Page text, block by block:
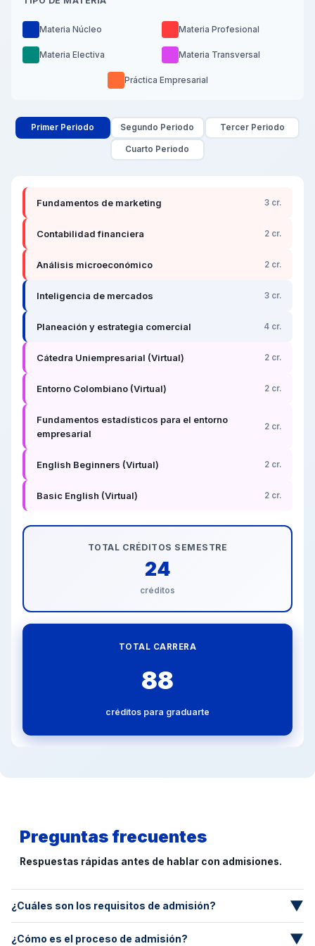
Materia Núcleo Materia Profesional
Materia Electiva Materia Transversal
Práctica Empresarial
Primer Periodo Segundo Periodo Tercer Periodo
Cuarto Periodo
Fundamentos de marketing 3 cr.
Contabilidad financiera 2 cr.
Análisis microeconómico 2 cr.
Inteligencia de mercados 3 cr.
Planeación y estrategia comercial 4 cr.
Cátedra Uniempresarial (Virtual) 2 cr.
Entorno Colombiano (Virtual) 2 cr.
Fundamentos estadísticos para el entorno
empresarial
2 cr.
English Beginners (Virtual) 2 cr.
Basic English (Virtual) 2 cr.
TOTAL CRÉDITOS SEMESTRE
24
créditos
TOTAL CARRERA
88
créditos para graduarte
Preguntas frecuentes
Respuestas rápidas antes de hablar con admisiones.
¿Cuáles son los requisitos de admisión? ▼
académicos. Puede variar por convocatoria.
¿Cómo es el proceso de admisión? ▼